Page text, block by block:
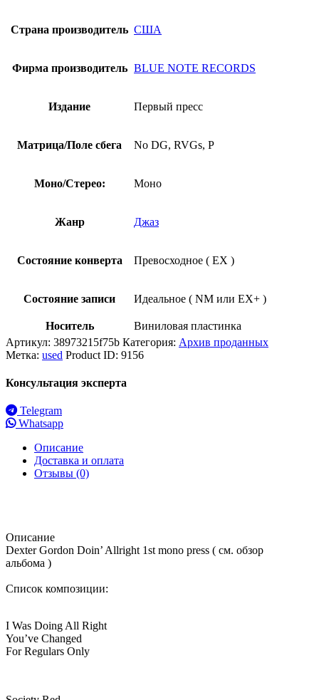
Страна производитель США
Фирма производитель BLUE NOTE RECORDS
Издание Первый пресс
Матрица/Поле сбега No DG, RVGs, P
Моно/Стерео: Моно
Жанр Джаз
Состояние конверта Превосходное ( EX )
Состояние записи Идеальное ( NM или EX+ )
Носитель
Виниловая пластинка
Артикул: 38973215f75b Категория: Архив проданных
Метка: used Product ID: 9156
Консультация эксперта
Telegram
Whatsapp
Описание
Доставка и оплата
Отзывы (0)
Описание
Dexter Gordon Doin’ Allright 1st mono press ( см. обзор
альбома )
Список композиции:
I Was Doing All Right
You’ve Changed
For Regulars Only